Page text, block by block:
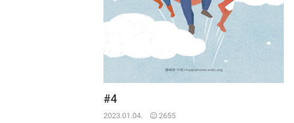
#4
2023.01.04. 2655